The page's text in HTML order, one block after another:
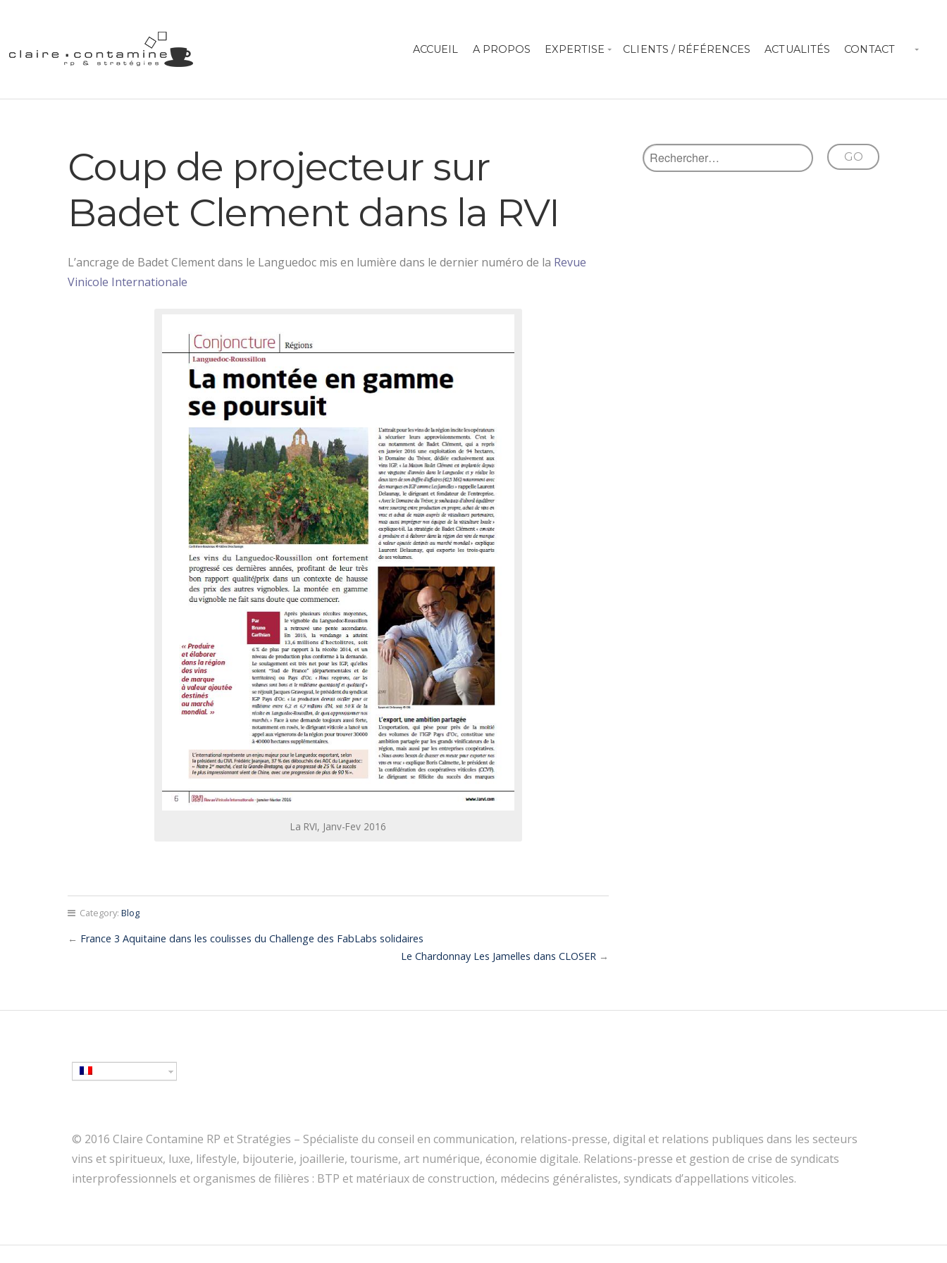
ACCUEIL A PROPOS EXPERTISE CLIENTS / RÉFÉRENCES ACTUALITÉS CONTACT
Coup de projecteur sur
Badet Clement dans la RVI
L’ancrage de Badet Clement dans le Languedoc mis en lumière dans le dernier numéro de la Revue
Vinicole Internationale
La RVI, Janv-Fev 2016
Category: Blog
← France 3 Aquitaine dans les coulisses du Challenge des FabLabs solidaires
Le Chardonnay Les Jamelles dans CLOSER →
© 2016 Claire Contamine RP et Stratégies – Spécialiste du conseil en communication, relations-presse, digital et relations publiques dans les secteurs
vins et spiritueux, luxe, lifestyle, bijouterie, joaillerie, tourisme, art numérique, économie digitale. Relations-presse et gestion de crise de syndicats
interprofessionnels et organismes de filières : BTP et matériaux de construction, médecins généralistes, syndicats d’appellations viticoles.